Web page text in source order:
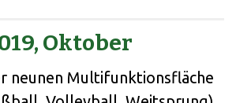
Oktober
neunen Multifunktionsfläche